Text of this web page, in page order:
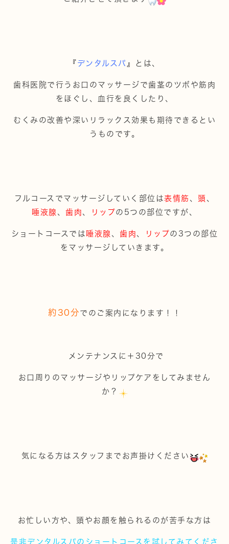
『 デンタルスパ 』とは、
歯科医院で行うお口のマッサージで歯茎のツボや筋肉
をほぐし、血行を良くしたり、
むくみの改善や深いリラックス効果も期待できるとい
うものです。
フルコースでマッサージしていく部位は表情筋 、 頭 、
唾液腺 、 歯肉 、 リップの5つの部位ですが、
ショートコースでは 唾液腺 、歯肉 、 リップの3つの部位
をマッサージしていきます。
約30分 でのご案内になります！！
メンテナンスに＋30分で
お口周りのマッサージやリップケアをしてみません
か？
気になる方はスタッフまでお声掛けください
お忙しい方や、頭やお顔を触られるのが苦手な方は
是非デンタルスパの ショートコース を試してみてくださ